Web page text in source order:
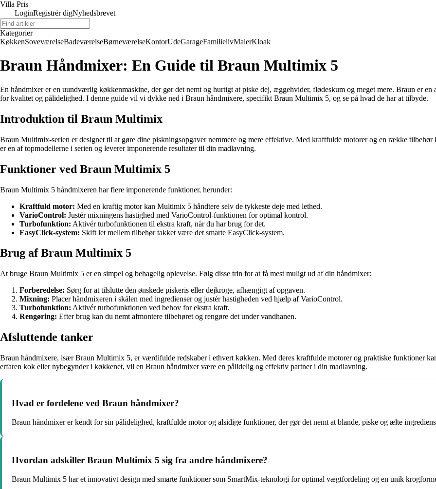
Villa Pris
LoginRegistrér digNyhedsbrevet
Kategorier
KøkkenSoveværelseBadeværelseBørneværelseKontorUdeGarageFamilielivMalerKloak
Braun Håndmixer: En Guide til Braun Multimix 5
En håndmixer er en uundværlig køkkenmaskine, der gør det nemt og hurtigt at piske dej, æggehvider, flødeskum og meget mere. Braun er
for kvalitet og pålidelighed. I denne guide vil vi dykke ned i Braun håndmixere, specifikt Braun Multimix 5, og se på hvad de har at tilbyde.
Introduktion til Braun Multimix
Braun Multimix-serien er designet til at gøre dine piskningsopgaver nemmere og mere effektive. Med kraftfulde motorer og en række
er en af topmodellerne i serien og leverer imponerende resultater til din madlavning.
Funktioner ved Braun Multimix 5
Braun Multimix 5 håndmixeren har flere imponerende funktioner, herunder:
Kraftfuld motor: Med en kraftig motor kan Multimix 5 håndtere selv de tykkeste deje med lethed.
VarioControl: Justér mixningens hastighed med VarioControl-funktionen for optimal kontrol.
Turbofunktion: Aktivér turbofunktionen til ekstra kraft, når du har brug for det.
EasyClick-system: Skift let mellem tilbehør takket være det smarte EasyClick-system.
Brug af Braun Multimix 5
At bruge Braun Multimix 5 er en simpel og behagelig oplevelse. Følg disse trin for at få mest muligt ud af din håndmixer:
Forberedelse: Sørg for at tilslutte den ønskede piskeris eller dejkroge, afhængigt af opgaven.
Mixning: Placer håndmixeren i skålen med ingredienser og justér hastigheden ved hjælp af VarioControl.
Turbofunktion: Aktivér turbofunktionen ved behov for ekstra kraft.
Rengøring: Efter brug kan du nemt afmontere tilbehøret og rengøre det under vandhanen.
Afsluttende tanker
Braun håndmixere, især Braun Multimix 5, er værdifulde redskaber i ethvert køkken. Med deres kraftfulde motorer og praktiske funktioner
erfaren kok eller nybegynder i køkkenet, vil en Braun håndmixer være en pålidelig og effektiv partner i din madlavning.
Hvad er fordelene ved Braun håndmixer?
Braun håndmixer er kendt for sin pålidelighed, kraftfulde motor og alsidige funktioner, der gør det nemt at blande, piske og ælte
Hvordan adskiller Braun Multimix 5 sig fra andre håndmixere?
Braun Multimix 5 har et innovativt design med smarte funktioner som SmartMix-teknologi for optimal vægtfordeling og en unik